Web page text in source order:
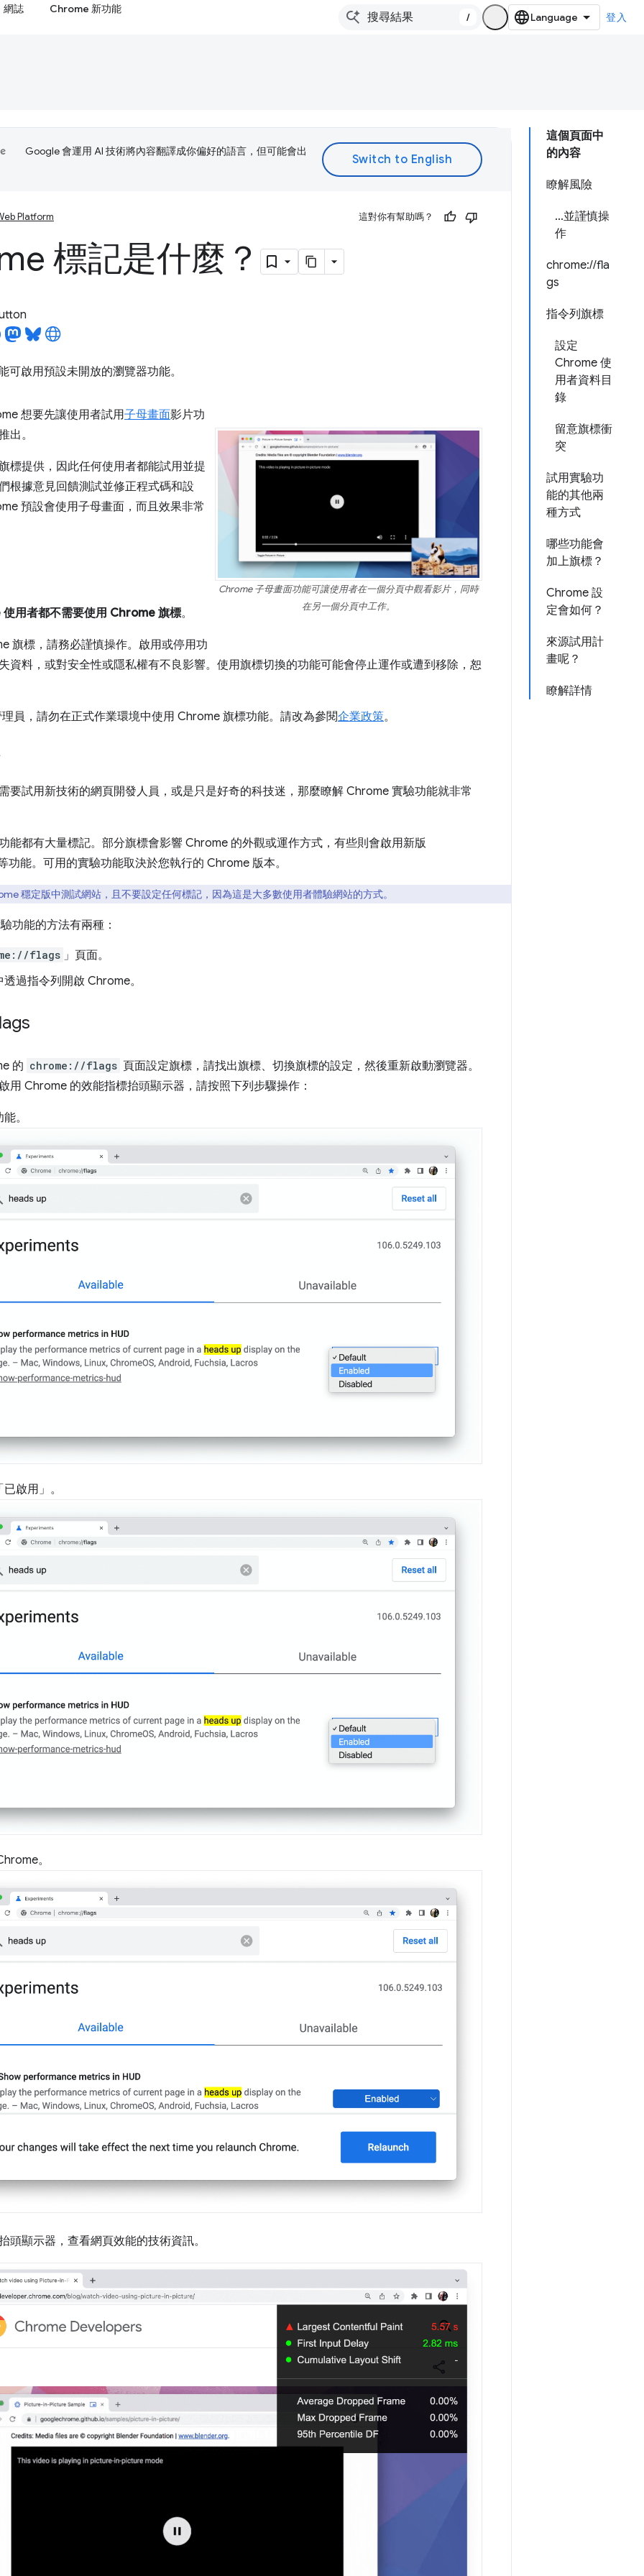
網誌 Chrome 新功能
/ 登入
這個頁面中
的內容
瞭解風險
...並謹慎操
作
chrome://fla
gs
指令列旗標
設定
Chrome 使
用者資料目
錄
留意旗標衝
突
試用實驗功
能的其他兩
種方式
哪些功能會
加上旗標？
Chrome 設
定會如何？
來源試用計
畫呢？
瞭解詳情
Google 會運用 AI 技術將內容翻譯成你偏好的語言，但可能會出
Platform 這對你有幫助嗎？
標記是什麼？
可啟用預設未開放的瀏覽器功能。
Chrome 子母畫面功能可讓使用者在一個分頁中觀看影片，同時
在另一個分頁中工作。
想要先讓使用者試用子母畫面影片功
出。
標提供，因此任何使用者都能試用並提
根據意見回饋測試並修正程式碼和設
預設會使用子母畫面，而且效果非常
用者都不需要使用 Chrome 旗標。
旗標，請務必謹慎操作。啟用或停用功
資料，或對安全性或隱私權有不良影響。使用旗標切換的功能可能會停止運作或遭到移除，恕
員，請勿在正式作業環境中使用 Chrome 旗標功能。請改為參閱企業政策。
要試用新技術的網頁開發人員，或是只是好奇的科技迷，那麼瞭解 Chrome 實驗功能就非常
能都有大量標記。部分旗標會影響 Chrome 的外觀或運作方式，有些則會啟用新版
功能。可用的實驗功能取決於您執行的 Chrome 版本。
穩定版中測試網站，且不要設定任何標記，因為這是大多數使用者體驗網站的方式。
功能的方法有兩種：
flags 」頁面。
過指令列開啟 Chrome。
的 chrome://flags 頁面設定旗標，請找出旗標、切換旗標的設定，然後重新啟動瀏覽器。
用 Chrome 的效能指標抬頭顯示器，請按照下列步驟操作：
。
啟用」 。
。
頭顯示器，查看網頁效能的技術資訊。